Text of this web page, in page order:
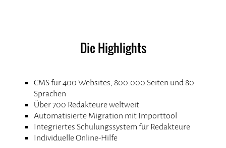
Die Highlights
CMS für 400 Websites, 800.000 Seiten und 80
Sprachen
Über 700 Redakteure weltweit
Automatisierte Migration mit Importtool
Integriertes Schulungssystem für Redakteure
Individuelle Online-Hilfe